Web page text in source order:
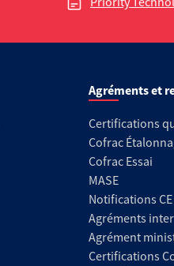
Agréments et
Certifications
Cofrac
Cofrac Essai
MASE
Notifications CE
Agréments
Agrément
Certifications